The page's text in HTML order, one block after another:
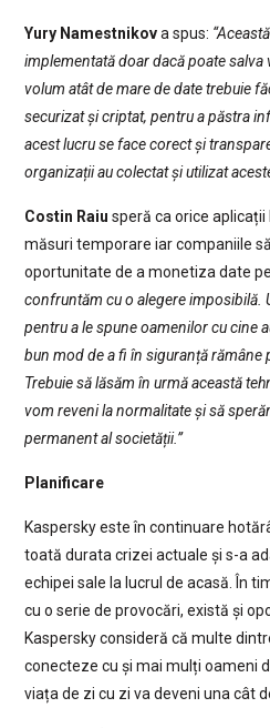
Yury Namestnikova spus:
implementată doar dacă poate salva
volum atât de mare de date trebuie
securizat și criptat, pentru a păstra
acest lucru se face corect și
organizații au colectat și utilizat
Costin Raiu speră ca orice
măsuri temporare iar companiile
oportunitate de a monetiza date
confruntăm cu o alegere imposibilă.
pentru a le spune oamenilor cu cine
bun mod de a fi în siguranță rămâne
Trebuie să lăsăm în urmă această
vom reveni la normalitate și să
permanent al societății.”
Planificare
Kaspersky este în continuare
toată durata crizei actuale și s-a
echipei sale la lucrul de acasă. În
cu o serie de provocări, există și
Kaspersky consideră că multe
conecteze cu și mai mulți oameni
viața de zi cu zi va deveni una cât